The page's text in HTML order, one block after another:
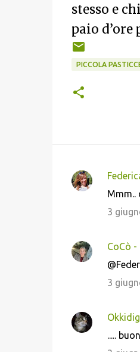
stesso e
paio
PICCOLA
C
e
Mmm..
3
CoCò
3
.....